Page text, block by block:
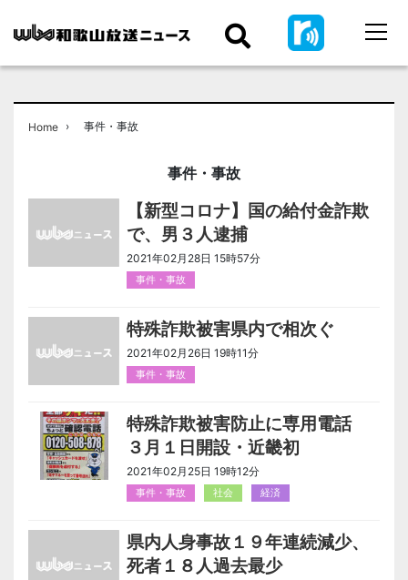
Home › 事件・事故
事件・事故
【新型コロナ】国の給付金詐欺
で、男３人逮捕
2021年02月28日 15時57分
事件・事故
特殊詐欺被害県内で相次ぐ
2021年02月26日 19時11分
事件・事故
特殊詐欺被害防止に専用電話
３月１日開設・近畿初
2021年02月25日 19時12分
事件・事故 社会 経済
県内人身事故１９年連続減少、
死者１８人過去最少